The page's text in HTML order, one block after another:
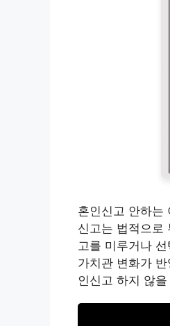
혼인신고 안하는
신고는 법적으로
고를 미루거나
가치관 변화가
인신고 하지 않